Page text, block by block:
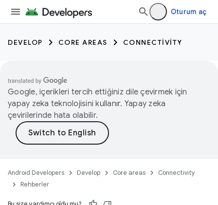
Oturum aç
DEVELOP CORE AREAS CONNECTIVITY
Google, içerikleri tercih ettiğiniz dile çevirmek için
yapay zeka teknolojisini kullanır. Yapay zeka
çevirilerinde hata olabilir.
Android Developers Develop Core areas
Connectivity
Rehberler